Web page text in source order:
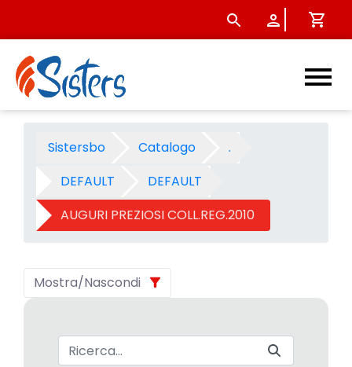
AUGURI PREZIOSI
Sistersbo Catalogo
.
DEFAULT
DEFAULT
AUGURI PREZIOSI COLL.REG.2010
Mostra/Nascondi
Barra di ricerca